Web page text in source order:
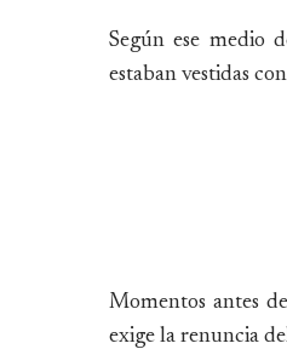
Según ese medio
estaban vestidas
Momentos antes
exige la renuncia